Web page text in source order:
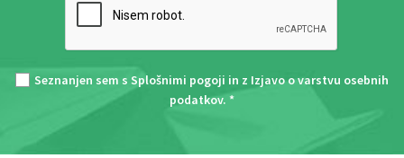
Seznanjen sem s Splošnimi pogoji in z Izjavo o varstvu osebnih
podatkov. *